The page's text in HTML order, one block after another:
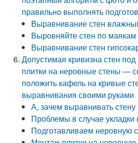
правильно выполнять
Выравнивание стен
Выровняйте стен по маякам
Выравнивание стен
Допустимая кривизна стен под
плитки на неровные стены —
положить кафель на кривые
выравнивания своими руками
А, зачем выравнивать стену
Проблемы в случае укладки
Подготавливаем неровную